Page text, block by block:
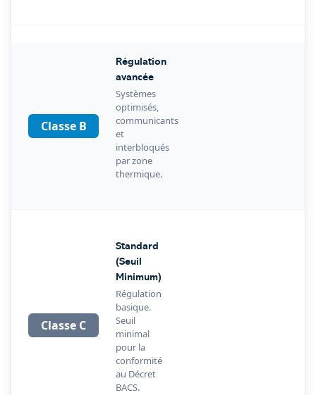
Classe B
Régulation
avancée
Systèmes
optimisés,
communicants
et
interbloqués
par zone
thermique.
Classe C
Standard
(Seuil
Minimum)
Régulation
basique.
Seuil
minimal
pour la
conformité
au Décret
BACS.